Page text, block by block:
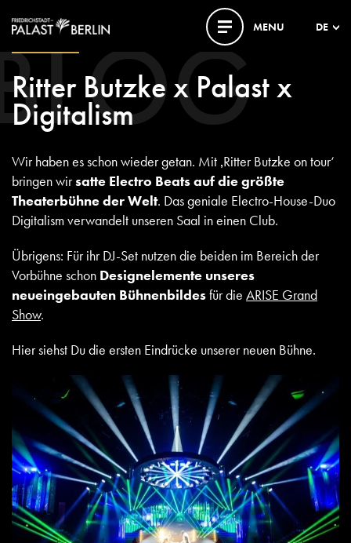
MENU DE
Ritter Butzke x Palast x
Digitalism
Wir haben es schon wieder getan. Mit ‚Ritter Butzke on tour‘
bringen wirsatte Electro Beats auf die größte
Theaterbühne der Welt. Das geniale Electro-House-Duo
Digitalism verwandelt unseren Saal in einen Club.
Übrigens: Für ihr DJ-Set nutzen die beiden im Bereich der
Vorbühne schon Designelemente unseres
neueingebauten Bühnenbildesfür die ARISE Grand
Show.
Hier siehst Du die ersten Eindrücke unserer neuen Bühne.